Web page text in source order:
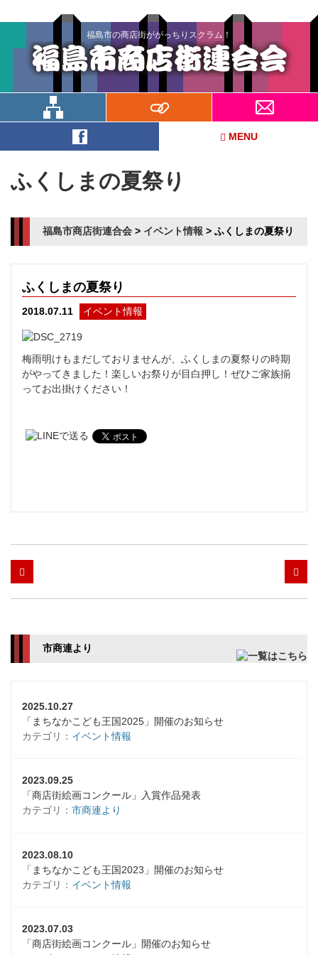
福島市の商店街ががっちりスクラム！
MENU
ふくしまの夏祭り
福島市商店街連合会 > イベント情報 > ふくしまの夏祭り
ふくしまの夏祭り
2018.07.11 イベント情報
梅雨明けもまだしておりませんが、ふくしまの夏祭りの時期
がやってきました！楽しいお祭りが目白押し！ぜひご家族揃
ってお出掛けください！
市商連より
2025.10.27
「まちなかこども王国2025」開催のお知らせ
カテゴリ： イベント情報
2023.09.25
「商店街絵画コンクール」入賞作品発表
カテゴリ： 市商連より
2023.08.10
「まちなかこども王国2023」開催のお知らせ
カテゴリ： イベント情報
2023.07.03
「商店街絵画コンクール」開催のお知らせ